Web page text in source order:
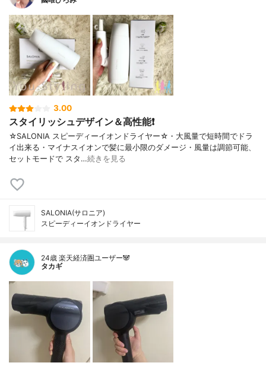
3.00
スタイリッシュデザイン＆高性能❗
☆SALONIA スピーディーイオンドライヤー☆・大風量で短時間でドラ
イ出来る・マイナスイオンで髪に最小限のダメージ・風量は調節可能、
セットモードで スタ…続きを見る
SALONIA(サロニア)
スピーディーイオンドライヤー
24歳 楽天経済圏ユーザー🐼
タカギ